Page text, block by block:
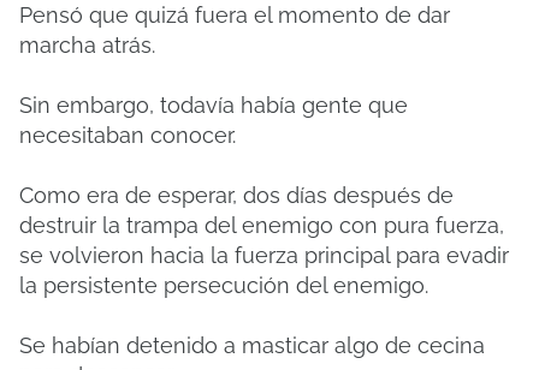
Pensó que quizá fuera el momento de dar
marcha atrás.
Sin embargo, todavía había gente que
necesitaban conocer.
Como era de esperar, dos días después de
destruir la trampa del enemigo con pura fuerza,
se volvieron hacia la fuerza principal para evadir
la persistente persecución del enemigo.
Se habían detenido a masticar algo de cecina